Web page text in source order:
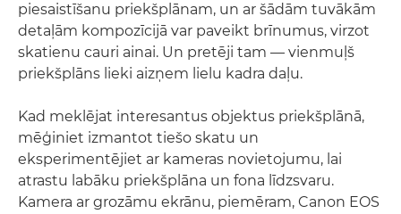
piesaistīšanu priekšplānam, un ar šādām tuvākām
detaļām kompozīcijā var paveikt brīnumus, virzot
skatienu cauri ainai. Un pretēji tam — vienmuļš
priekšplāns lieki aizņem lielu kadra daļu.
Kad meklējat interesantus objektus priekšplānā,
mēģiniet izmantot tiešo skatu un
eksperimentējiet ar kameras novietojumu, lai
atrastu labāku priekšplāna un fona līdzsvaru.
Kamera ar grozāmu ekrānu, piemēram, Canon EOS